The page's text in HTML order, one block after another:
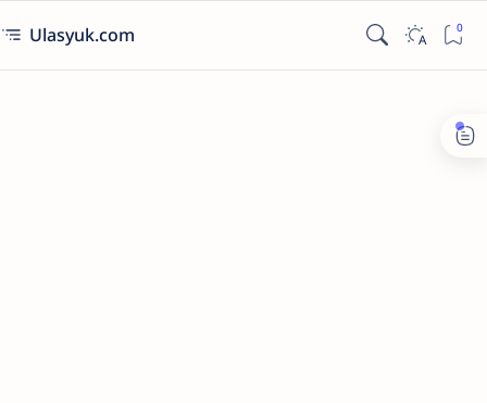
Ulasyuk.com